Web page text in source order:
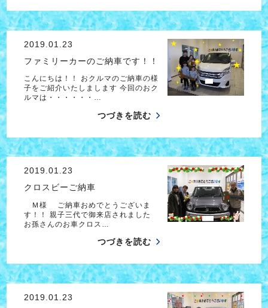
2019.01.23
ファミリーカーのご納車です！！
こんにちは！！ おクルマのご納車の様
子をご紹介いたしまします 今回のおク
ルマは・・・・・・…
つづきを読む
2019.01.23
クロスビーご納車
Ｍ様 ご納車おめでとうございま
す！！ 親子三代で御来店されました
お孫さんのお車クロス…
つづきを読む
2019.01.23